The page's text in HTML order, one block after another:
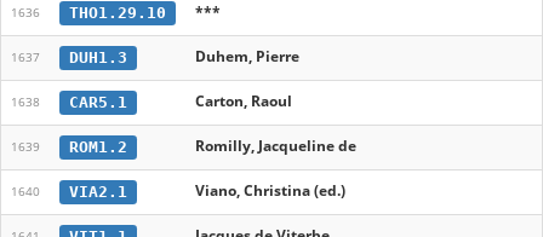
1636 THO1.29.10 ***
1637 DUH1.3 Duhem, Pierre
1638 CAR5.1 Carton, Raoul
1639 ROM1.2 Romilly, Jacqueline de
1640 VIA2.1 Viano, Christina (ed.)